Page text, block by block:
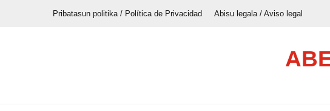
Pribatasun politika / Política de Privacidad Abisu legala / Aviso legal